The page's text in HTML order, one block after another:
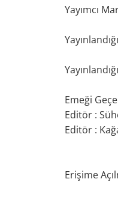
Yayımcı
Emeği
Editör :
Editör :
Erişime